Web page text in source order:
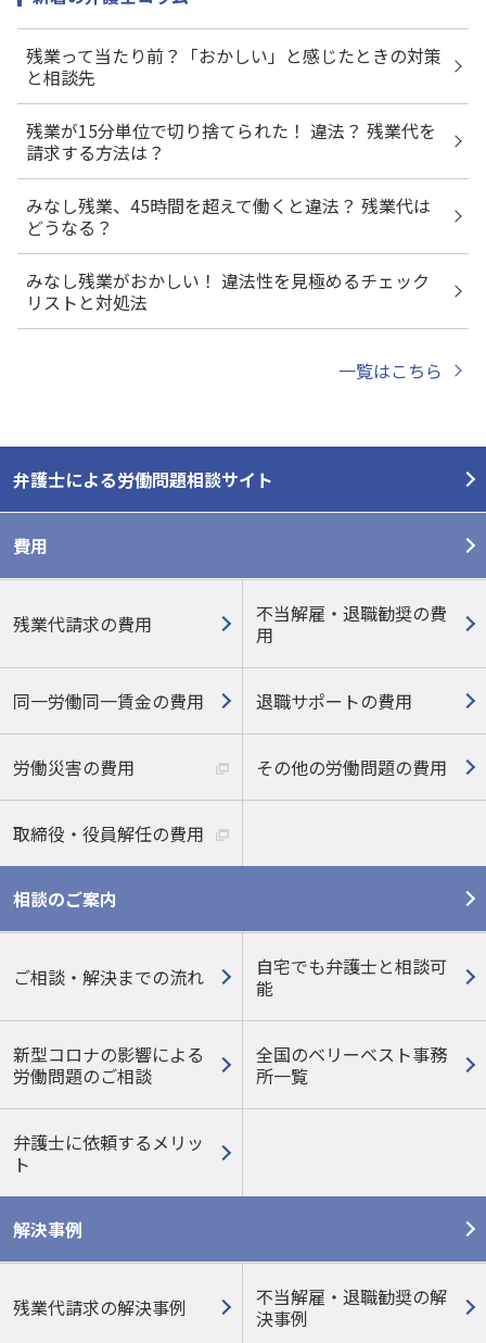
残業って当たり前？「おかしい」と感じたときの対策
と相談先
残業が15分単位で切り捨てられた！ 違法？ 残業代を
請求する方法は？
みなし残業、45時間を超えて働くと違法？ 残業代は
どうなる？
みなし残業がおかしい！ 違法性を見極めるチェック
リストと対処法
一覧はこちら
弁護士による労働問題相談サイト
費用
残業代請求の費用
不当解雇・退職勧奨の費
用
同一労働同一賃金の費用 退職サポートの費用
労働災害の費用 その他の労働問題の費用
取締役・役員解任の費用
相談のご案内
ご相談・解決までの流れ
自宅でも弁護士と相談可
能
新型コロナの影響による
労働問題のご相談
全国のベリーベスト事務
所一覧
弁護士に依頼するメリッ
ト
解決事例
残業代請求の解決事例
不当解雇・退職勧奨の解
決事例